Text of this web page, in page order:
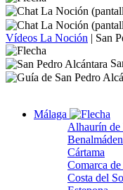
Vídeos La Noción | San
Málaga
Alhaurín de
Cártama
Comarca
Costa del